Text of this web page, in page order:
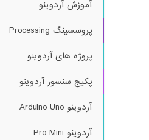
آموزش آردوینو
پروسسینگ Processing
پروژه های آردوینو
پکیج سنسور آردوینو
آردوینو Arduino Uno
آردوینو Pro Mini